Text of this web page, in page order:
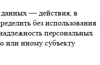
— действия, в
без использования
персональных
или иному субъекту